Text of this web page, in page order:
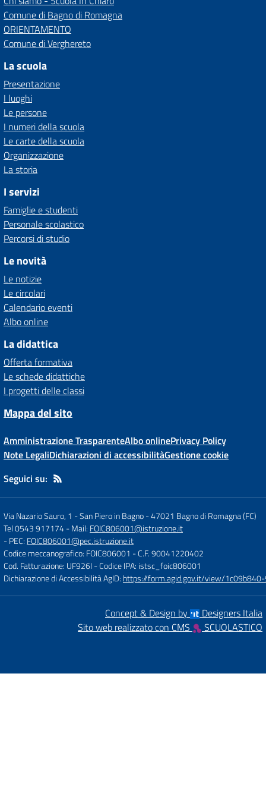
Comune di Bagno di Romagna
ORIENTAMENTO
Comune di Verghereto
La scuola
Presentazione
I luoghi
Le persone
I numeri della scuola
Le carte della scuola
Organizzazione
La storia
I servizi
Famiglie e studenti
Personale scolastico
Percorsi di studio
Le novità
Le notizie
Le circolari
Calendario eventi
Albo online
La didattica
Offerta formativa
Le schede didattiche
I progetti delle classi
Mappa del sito
Amministrazione TrasparenteAlbo onlinePrivacy Policy
Note LegaliDichiarazioni di accessibilitàGestione cookie
Seguici su:
Via Nazario Sauro, 1 - San Piero in Bagno-47021 Bagno di Romagna (FC)
Tel 0543 917174- Mail: FOIC806001@istruzione.it
- PEC: FOIC806001@pec.istruzione.it
Codice meccanografico: FOIC806001 - C.F. 90041220402
Cod. Fatturazione: UF926I- Codice IPA: istsc_foic806001
Dichiarazione di Accessibilità AgID: https://form.agid.gov.it/view/
Concept & Design by
Designers Italia
Sito web realizzato con CMS
SCUOLASTICO